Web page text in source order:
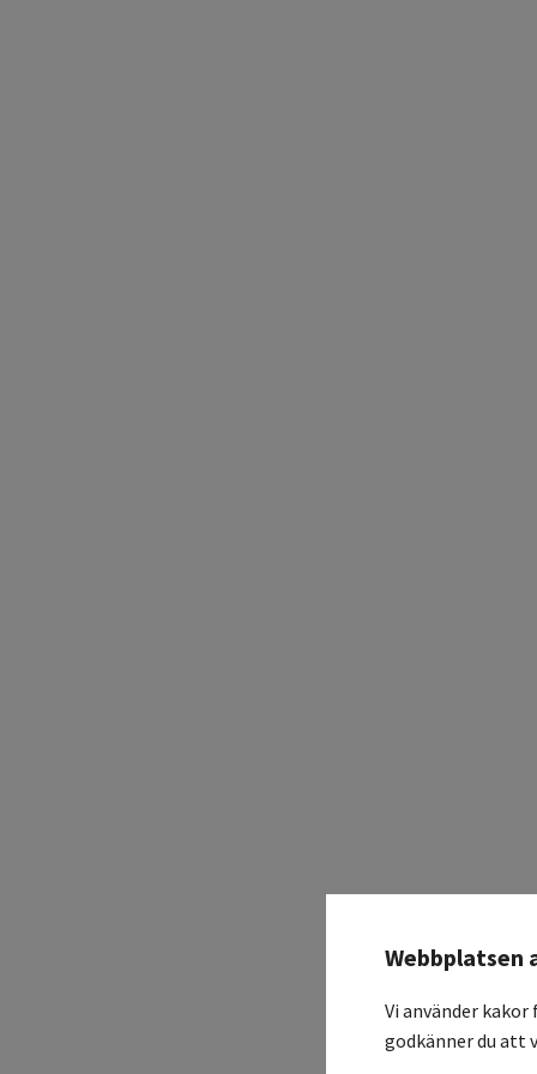
Webbplatsen
Vi använder
godkänner du att